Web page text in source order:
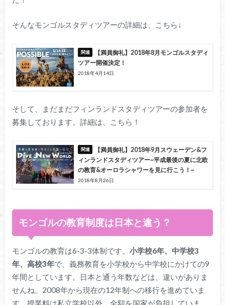
そんなモンゴルスタディツアーの詳細は、こちら↓
【満員御礼】2018年8月モンゴルスタディ
ツアー開催決定！
2018年4月14日
そして、まだまだフィンランドスタディツアーの参加者を
募集しております。詳細は、こちら！
【満員御礼】2018年9月スウェーデン&フ
ィンランドスタディツアー~平成最後の夏に北欧
の教育&オーロラシャワーを見に行こう！~
2018年8月26日
モンゴルの教育制度は日本と違う？
モンゴルの教育は6-3-3体制です。 小学校6年、中学校3
年、高校3年で、義務教育を小学校から中学校にかけての9
年間としています。日本と通う年数などは、違いがありま
せんね。2008年から現在の12年制への移行を進めていま
す。授業料は私立学校以外、全額を国家が負担していま